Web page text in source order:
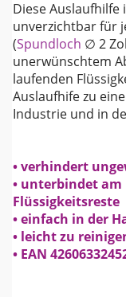
Diese
unverzichtbar für
(Spundloch ∅ 2
unerwünschtem
laufenden
Auslaufhife zu
Industrie und in
• verhindert
• unterbindet am
Flüssigkeitsreste
• einfach in der
• leicht zu
• EAN